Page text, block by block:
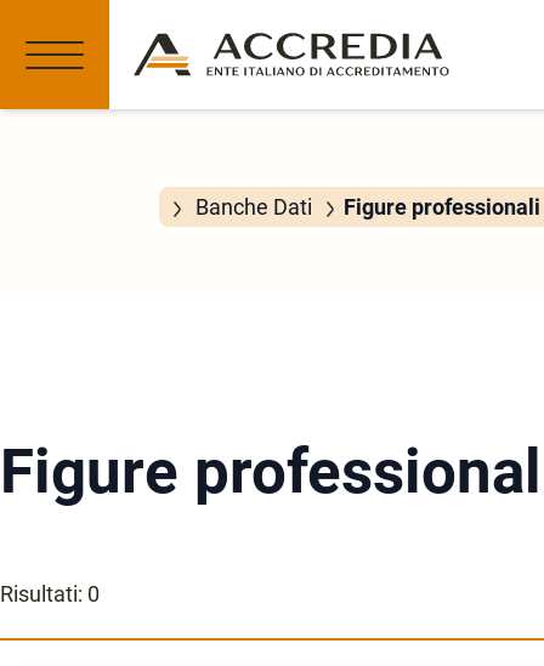
Banche Dati Figure
Figure
Risultati: 0